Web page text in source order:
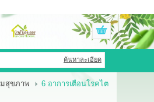
สมัครสมาชิก
( 0 )
ค้นหาละเอียด
สุขภาพ 6 อาการเตือนโรคไต